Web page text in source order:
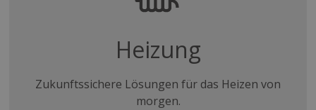
Heizung
Zukunftssichere Lösungen für das Heizen von
morgen.